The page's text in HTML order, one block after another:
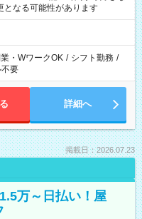
なる可能性があります
・WワークOK / シフト勤務 /
要
詳細へ
掲載日：2026.07.23
万～日払い！屋